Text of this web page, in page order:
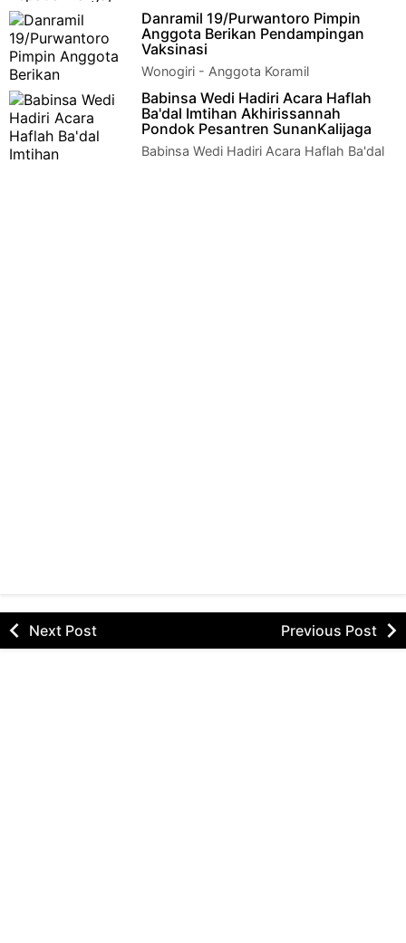
04/Nguntoronadi secara rutin melaksanakan operasi yustisi
dalam rangka pengawasan penerapan p…
Danramil 19/Purwantoro Pimpin
Anggota Berikan Pendampingan
Vaksinasi
Wonogiri - Anggota Koramil
19/Purwantoro yang dipimpin langsung
oleh Danramil Kapten Inf Hengky Nurcahyadi, melaksanakan…
Babinsa Wedi Hadiri Acara Haflah
Ba'dal Imtihan Akhirissannah
Pondok Pesantren SunanKalijaga
Babinsa Wedi Hadiri Acara Haflah Ba'dal
Next Post Previous Post